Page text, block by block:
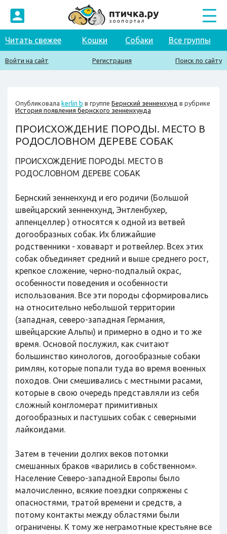
Читать свежее Кошки Собаки Все группы
Войти на сайт Регистрация Поиск по сайту
Опубликовала kerlin b в группе Бернский зенненхунд в рубрике
История появления бернского зенненхунда
ПРОИСХОЖДЕНИЕ ПОРОДЫ. МЕСТО В
РОДОСЛОВНОМ ДЕРЕВЕ СОБАК
ПРОИСХОЖДЕНИЕ ПОРОДЫ. МЕСТО В
РОДОСЛОВНОМ ДЕРЕВЕ СОБАК
Бернский зенненхунд и его родичи (Большой
швейцарский зенненхунд, Энтленбухер,
аппенцеллер ) относятся к одной из ветвей
догообразных собак. Их ближайшие
родственники - ховаварт и ротвейлер. Всех этих
собак объединяет средний и выше среднего рост,
крепкое сложение, черно-подпалый окрас,
особенности поведения и особенности
использования. Все эти породы сформировались
на относительно небольшой территории
(западная, северо-западная Германия,
швейцарские Альпы) и примерно в одно и то же
время. Основой послужил, как считают
большинство кинологов, догообразные собаки
римлян, которые попали туда во время военных
походов. Они смешивались с местными расами,
которые в свою очередь представляли из себя
сложный конгломерат примитивных
догообразных и пастушьих собак с северными
лайкоидами.
Затем в течении долгих веков потомки
смешанных браков «варились в собственном».
Население Северо-западной Европы было
малочисленно, всякие поездки сопряжены с
опасностями, тратой времени и средств, а
потому контакты между областями были
ограничены. К тому же неграмотные крестьяне все